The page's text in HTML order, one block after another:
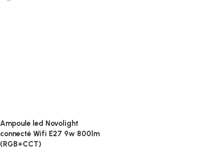
Ampoule led Novolight
connecté Wifi E27 9w 800lm
(RGB+CCT)